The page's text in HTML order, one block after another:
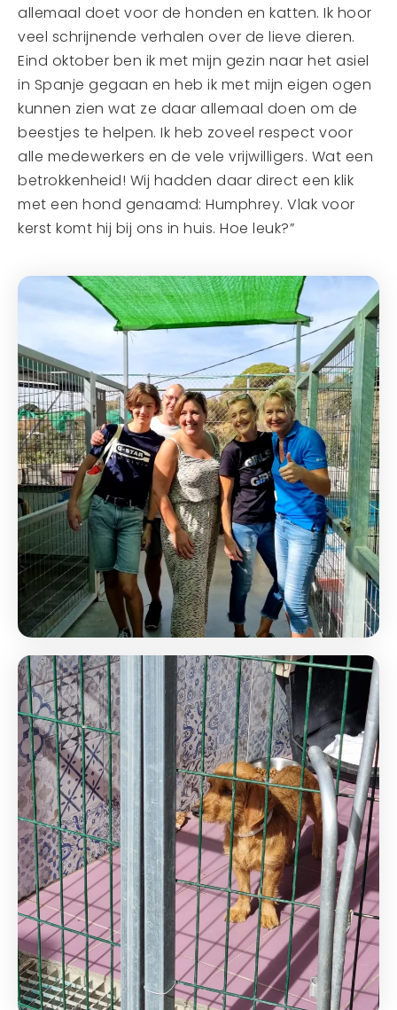
allemaal doet voor de honden en katten. Ik hoor
veel schrijnende verhalen over de lieve dieren.
Eind oktober ben ik met mijn gezin naar het asiel
in Spanje gegaan en heb ik met mijn eigen ogen
kunnen zien wat ze daar allemaal doen om de
beestjes te helpen. Ik heb zoveel respect voor
alle medewerkers en de vele vrijwilligers. Wat een
betrokkenheid! Wij hadden daar direct een klik
met een hond genaamd: Humphrey. Vlak voor
kerst komt hij bij ons in huis. Hoe leuk?”